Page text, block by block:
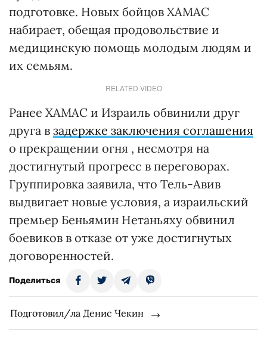
подготовке. Новых бойцов ХАМАС
набирает, обещая продовольствие и
медицинскую помощь молодым людям и
их семьям.
RELATED VIDEO
Ранее ХАМАС и Израиль обвинили друг
друга в задержке заключения соглашения
о прекращении огня , несмотря на
достигнутый прогресс в переговорах.
Группировка заявила, что Тель-Авив
выдвигает новые условия, а израильский
премьер Беньямин Нетаньяху обвинил
боевиков в отказе от уже достигнутых
договоренностей.
Поделиться
Подготовил/ла Денис Чекин